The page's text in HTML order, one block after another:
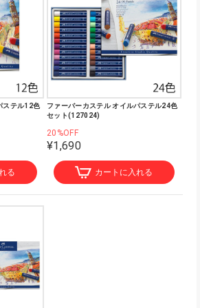
ステル12色
る
ファーバーカステル オイルパステル24色
セット(127024)
20%OFF
¥1,690
カートに入れる